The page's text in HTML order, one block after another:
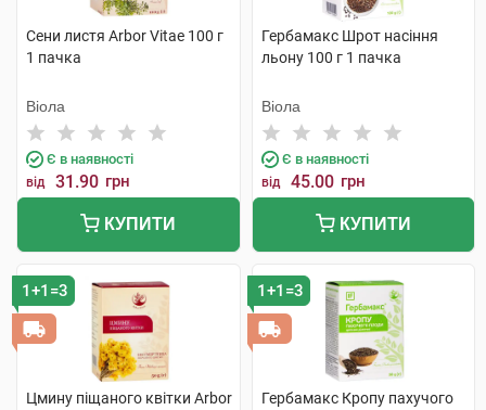
Сени листя Arbor Vitae 100 г
1 пачка
Віола
Є в наявності
від 31.90 грн
КУПИТИ
Гербамакс Шрот насіння
льону 100 г 1 пачка
Віола
Є в наявності
від 45.00 грн
КУПИТИ
1+1=3
Цмину піщаного квітки Arbor
1+1=3
Гербамакс Кропу пахучого